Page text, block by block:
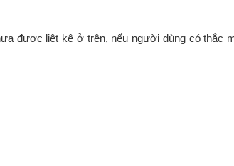
được liệt kê ở trên, nếu người dùng có thắc